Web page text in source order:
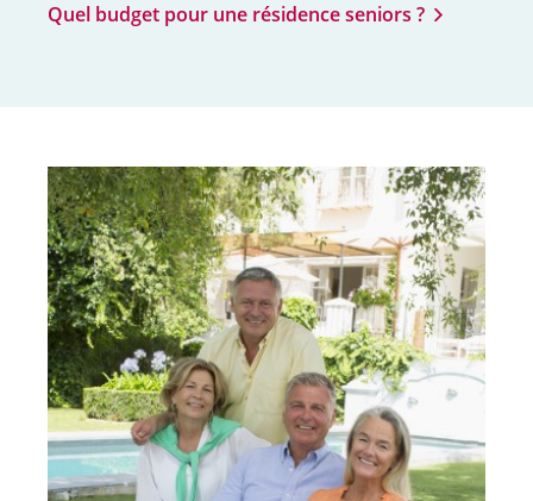
Quel budget pour une résidence seniors ?